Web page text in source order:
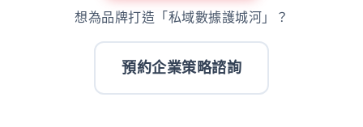
想為品牌打造「私域數據護城河」？
預約企業策略諮詢